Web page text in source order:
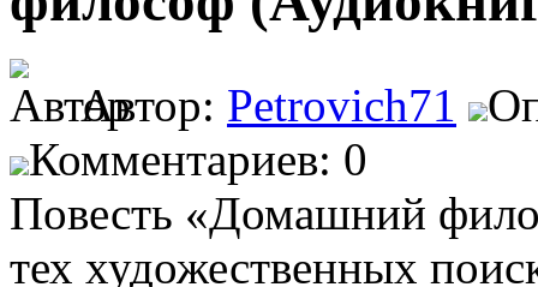
Автор: Petrovich71
Комментариев: 0
Повесть «Домашний
тех художественных